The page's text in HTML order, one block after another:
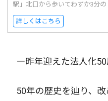
駅」北口から歩いてわずか3分の
詳しくはこちら
―昨年迎えた法人化50
50年の歴史を辿り、改